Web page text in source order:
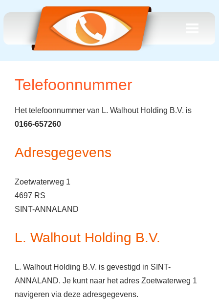
Telefoonnummer
Het telefoonnummer van L. Walhout Holding B.V. is
0166-657260
Adresgegevens
Zoetwaterweg 1
4697 RS
SINT-ANNALAND
L. Walhout Holding B.V.
L. Walhout Holding B.V. is gevestigd in SINT-
ANNALAND. Je kunt naar het adres Zoetwaterweg 1
navigeren via deze adresgegevens.